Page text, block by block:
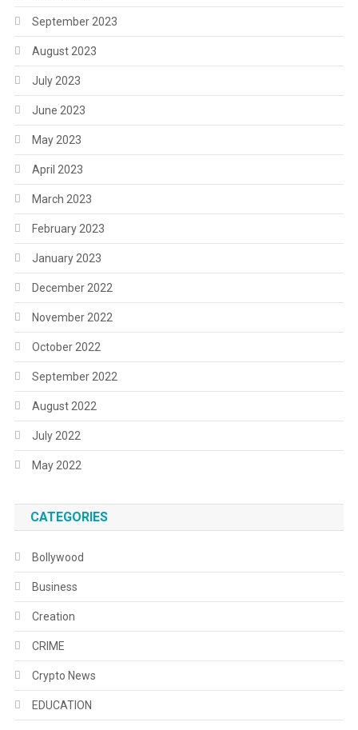
September 2023
August 2023
July 2023
June 2023
May 2023
April 2023
March 2023
February 2023
January 2023
December 2022
November 2022
October 2022
September 2022
August 2022
July 2022
May 2022
CATEGORIES
Bollywood
Business
Creation
CRIME
Crypto News
EDUCATION